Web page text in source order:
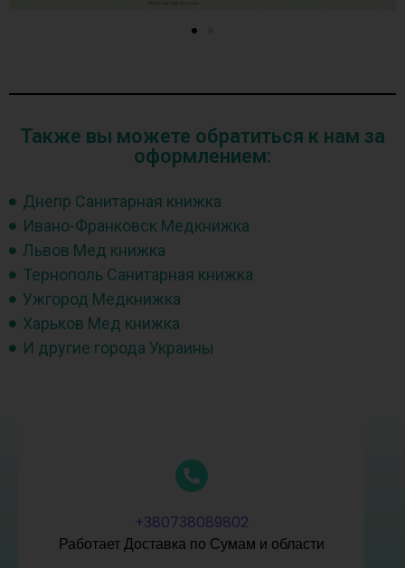
Также вы можете обратиться к нам за
оформлением:
Днепр Санитарная книжка
Ивано-Франковск Медкнижка
Львов Мед книжка
Тернополь Санитарная книжка
Ужгород Медкнижка
Харьков Мед книжка
И другие города Украины
+380738089802
Работает Доставка по Сумам и области